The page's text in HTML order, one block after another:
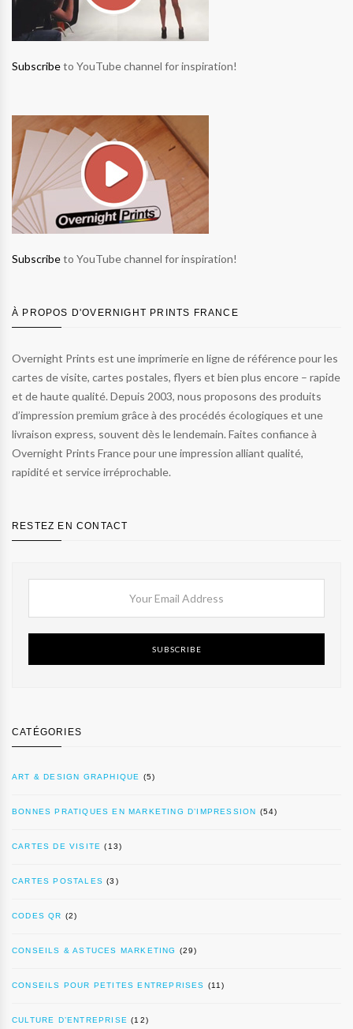
Subscribeto YouTube channel for inspiration!
Subscribeto YouTube channel for inspiration!
À PROPOS D'OVERNIGHT PRINTS FRANCE
Overnight Prints est une imprimerie en ligne de référence pour les
cartes de visite, cartes postales, flyers et bien plus encore – rapide
et de haute qualité. Depuis 2003, nous proposons des produits
d’impression premium grâce à des procédés écologiques et une
livraison express, souvent dès le lendemain. Faites confiance à
Overnight Prints France pour une impression alliant qualité,
rapidité et service irréprochable.
RESTEZ EN CONTACT
SUBSCRIBE
CATÉGORIES
ART & DESIGN GRAPHIQUE (5)
BONNES PRATIQUES EN MARKETING D’IMPRESSION (54)
CARTES DE VISITE (13)
CARTES POSTALES (3)
CODES QR (2)
CONSEILS & ASTUCES MARKETING (29)
CONSEILS POUR PETITES ENTREPRISES (11)
CULTURE D’ENTREPRISE (12)